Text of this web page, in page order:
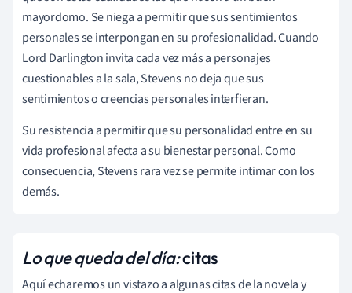
mayordomo. Se niega a permitir que sus sentimientos
personales se interpongan en su profesionalidad. Cuando
Lord Darlington invita cada vez más a personajes
cuestionables a la sala, Stevens no deja que sus
sentimientos o creencias personales interfieran.
Su resistencia a permitir que su personalidad entre en su
vida profesional afecta a su bienestar personal. Como
consecuencia, Stevens rara vez se permite intimar con los
demás.
Lo que queda del día:citas
Aquí echaremos un vistazo a algunas citas de la novela y